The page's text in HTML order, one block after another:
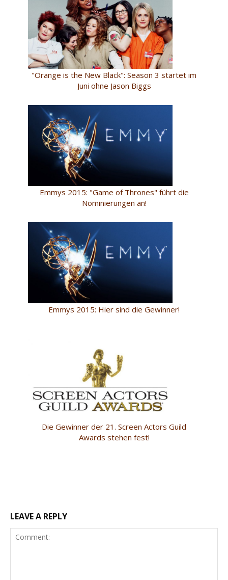
"Orange is the New Black": Season 3 startet im
Juni ohne Jason Biggs
Emmys 2015: "Game of Thrones" führt die
Nominierungen an!
Emmys 2015: Hier sind die Gewinner!
Die Gewinner der 21. Screen Actors Guild
Awards stehen fest!
LEAVE A REPLY